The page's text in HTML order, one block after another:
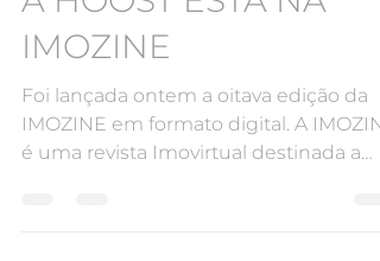
A HOOST ESTÁ NA
IMOZINE
Foi lançada ontem a oitava edição da
IMOZINE em formato digital. A